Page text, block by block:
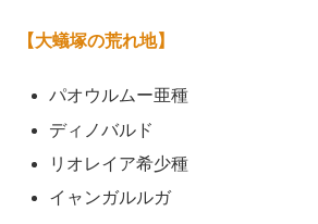
【大蟻塚の荒れ地】
パオウルムー亜種
ディノバルド
リオレイア希少種
イャンガルルガ